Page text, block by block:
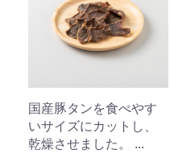
国産豚タンを食べやす
いサイズにカットし、
乾燥させました。 ...